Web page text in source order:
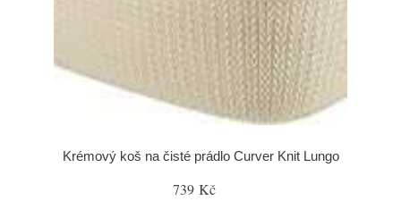
Krémový koš na čisté prádlo Curver Knit Lungo
739 Kč